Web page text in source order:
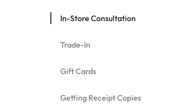
In-Store Consultation
Trade-In
Gift Cards
Getting Receipt Copies